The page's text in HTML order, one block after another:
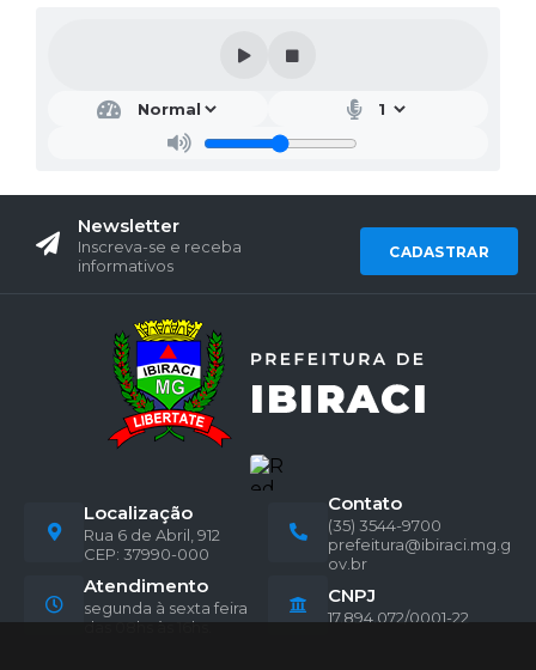
Newsletter
Inscreva-se e receba
informativos
CADASTRAR
Localização
Rua 6 de Abril, 912
CEP: 37990-000
Contato
(35) 3544-9700
prefeitura@ibiraci.mg.g
ov.br
Atendimento
segunda à sexta feira
das 08hs às 16hs.
CNPJ
17.894.072/0001-22